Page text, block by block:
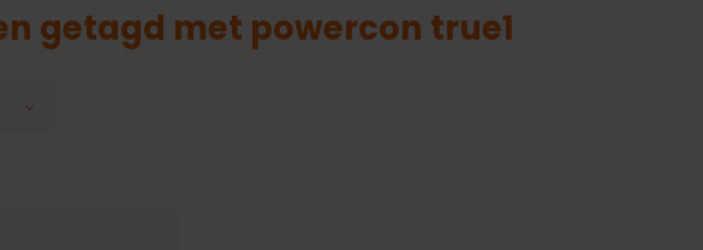
getagd met powercon true1